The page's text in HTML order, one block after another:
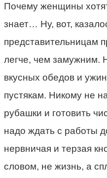
Почему женщины
знает… Ну, вот,
представительницам
легче, чем замужним.
вкусных обедов и
пустякам. Никому не
рубашки и готовить
надо ждать с работы
нервничая и терзая
словом, не жизнь, а